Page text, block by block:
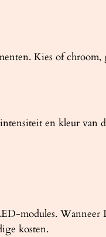
Kies of
en kleur van
modules.
kosten.